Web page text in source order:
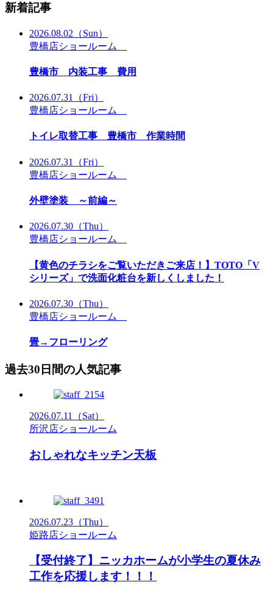
新着記事
2026.08.02 （Sun）
豊橋店ショールーム
豊橋市 内装工事 費用
2026.07.31
（Fri）
豊橋店ショールーム
トイレ取替工事 豊橋市 作業時間
2026.07.31
（Fri）
豊橋店ショールーム
外壁塗装 ～前編～
2026.07.30 （Thu）
豊橋店ショールーム
【黄色のチラシをご覧いただきご来店！】TOTO「V
シリーズ」で洗面化粧台を新しくしました！
2026.07.30 （Thu）
豊橋店ショールーム
畳→フローリング
過去30日間の人気記事
2026.07.11
（Sat）
所沢店ショールーム
おしゃれなキッチン天板
2026.07.23 （Thu）
姫路店ショールーム
【受付終了】ニッカホームが小学生の夏休み
工作を応援します！！！